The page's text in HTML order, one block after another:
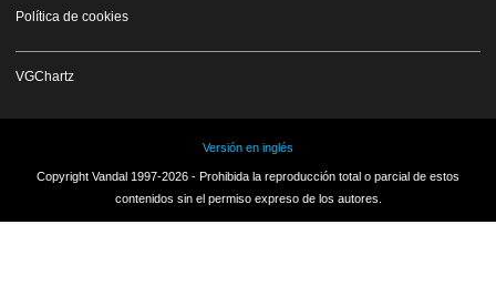
Política de cookies
VGChartz
Versión en inglés
Copyright Vandal 1997-2026 - Prohibida la reproducción total o parcial de estos
contenidos sin el permiso expreso de los autores.